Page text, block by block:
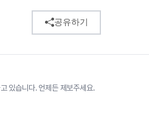
공유하기
있습니다. 언제든 제보주세요.